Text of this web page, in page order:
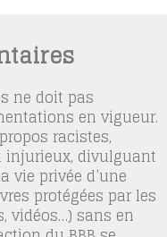
ne doit pas
en vigueur.
racistes,
injurieux, divulguant
vie privée d’une
protégées par les
vidéos…) sans en